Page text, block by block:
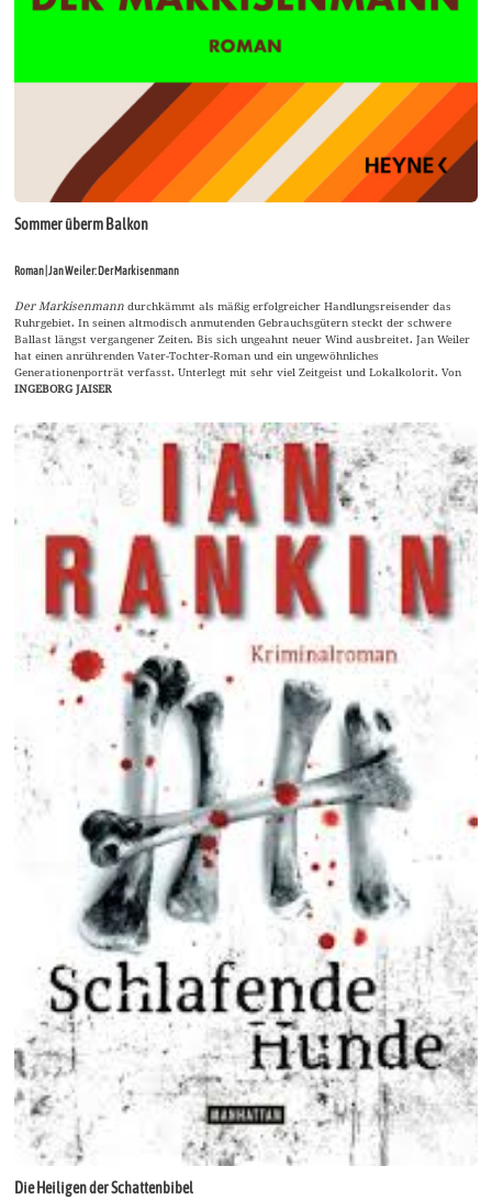
Sommer überm Balkon
Roman | Jan Weiler: Der Markisenmann
Der Markisenmann durchkämmt als mäßig erfolgreicher Handlungsreisender das
Ruhrgebiet. In seinen altmodisch anmutenden Gebrauchsgütern steckt der schwere
Ballast längst vergangener Zeiten. Bis sich ungeahnt neuer Wind ausbreitet. Jan Weiler
hat einen anrührenden Vater-Tochter-Roman und ein ungewöhnliches
Generationenporträt verfasst. Unterlegt mit sehr viel Zeitgeist und Lokalkolorit. Von
INGEBORG JAISER
Die Heiligen der Schattenbibel